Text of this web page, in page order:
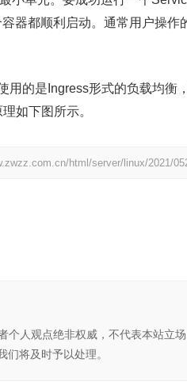
器都顺利启动。通常用户操作
用的是Ingress形式的负载均衡
如下图所示。
html/server/linux/2021/
个人观点绝非权威，不代表本站立
将及时予以处理。